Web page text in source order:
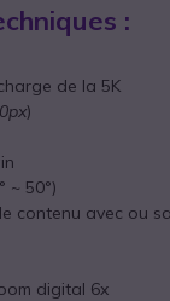
:
de la 5K
)
~ 50°)
contenu avec ou
digital 6x